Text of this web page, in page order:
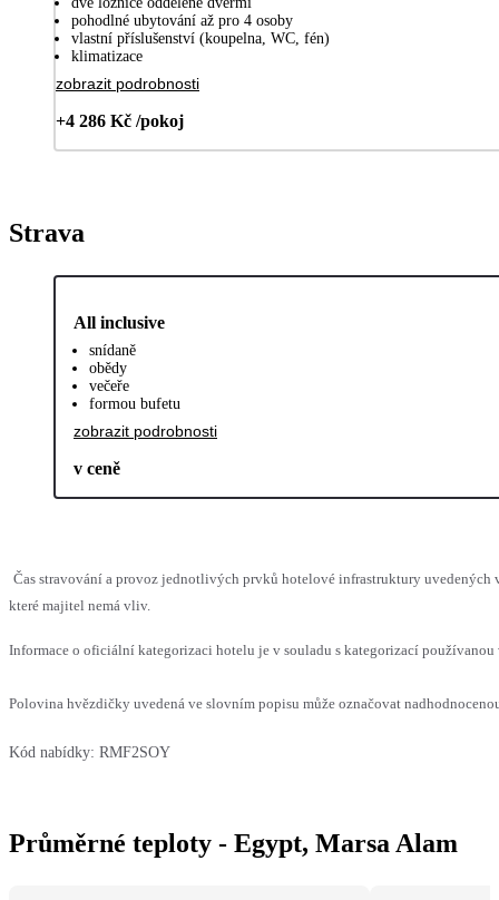
pohodlné ubytování až pro 4 osoby
vlastní příslušenství (koupelna, WC, fén)
klimatizace
zobrazit podrobnosti
+4 286 Kč /pokoj
Strava
All inclusive
snídaně
obědy
večeře
formou bufetu
zobrazit podrobnosti
v ceně
Čas stravování a provoz jednotlivých prvků hotelové infrastruktury uvedených
které majitel nemá vliv.
Informace o oficiální kategorizaci hotelu je v souladu s kategorizací
Polovina hvězdičky uvedená ve slovním popisu může označovat
Kód nabídky: RMF2SOY
Průměrné teploty - Egypt, Marsa Alam